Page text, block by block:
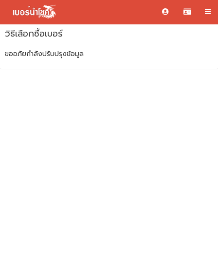
วิธีเลือกซื้อเบอร์
ขออภัยกำลังปรับปรุงข้อมูล